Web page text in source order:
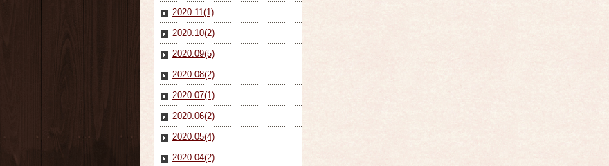
2020.11(1)
2020.10(2)
2020.09(5)
2020.08(2)
2020.07(1)
2020.06(2)
2020.05(4)
2020.04(2)